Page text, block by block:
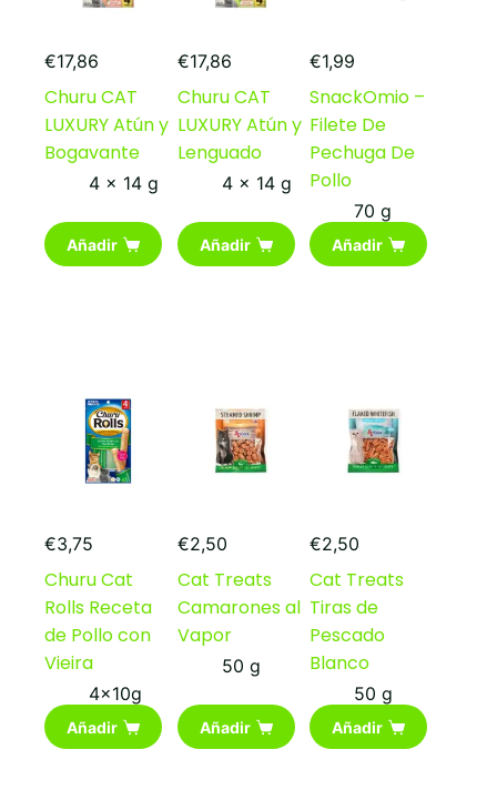
€17,86
Churu CAT
LUXURY Atún y
Bogavante
4 x 14 g
Añadir
€17,86
Churu CAT
LUXURY Atún y
Lenguado
4 x 14 g
Añadir
€1,99
SnackOmio –
Filete De
Pechuga De
Pollo
70 g
Añadir
€3,75
Churu Cat
Rolls Receta
de Pollo con
Vieira
4x10g
Añadir
€2,50
Cat Treats
Camarones al
Vapor
50 g
Añadir
€2,50
Cat Treats
Tiras de
Pescado
Blanco
50 g
Añadir